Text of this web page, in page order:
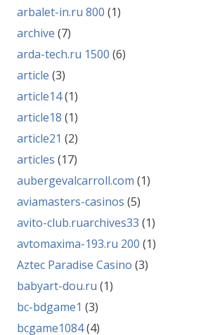
arbalet-in.ru 800 (1)
archive (7)
arda-tech.ru 1500 (6)
article (3)
article14(1)
article18 (1)
article21 (2)
articles (17)
aubergevalcarroll.com (1)
aviamasters-casinos (5)
avito-club.ruarchives33 (1)
avtomaxima-193.ru 200 (1)
Aztec Paradise Casino (3)
babyart-dou.ru (1)
bc-bdgame1 (3)
bcgame1084(4)